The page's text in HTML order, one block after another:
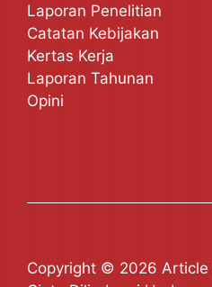
Laporan Penelitian
Catatan Kebijakan
Kertas Kerja
Laporan Tahunan
Opini
Copyright © 2026